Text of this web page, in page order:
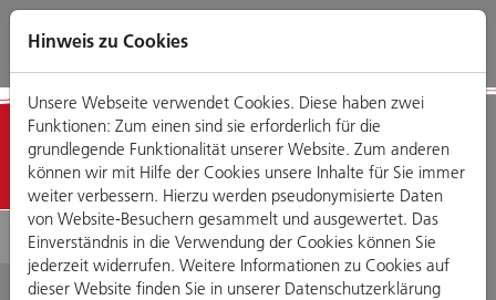
Direkt
zum
Zum
Hauptmenü
Zum
Footermenü
Zur
Website-
Detailansicht
Hinweis zu Cookies
Unsere Webseite verwendet Cookies. Diese haben zwei
Funktionen: Zum einen sind sie erforderlich für die
grundlegende Funktionalität unserer Website. Zum anderen
können wir mit Hilfe der Cookies unsere Inhalte für Sie immer
weiter verbessern. Hierzu werden pseudonymisierte Daten
von Website-Besuchern gesammelt und ausgewertet. Das
Einverständnis in die Verwendung der Cookies können Sie
jederzeit widerrufen. Weitere Informationen zu Cookies auf
dieser Website finden Sie in unserer Datenschutzerklärung